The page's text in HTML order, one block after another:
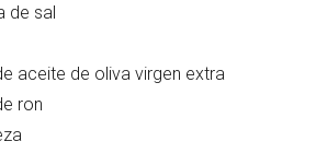
de sal
aceite de oliva virgen extra
ron